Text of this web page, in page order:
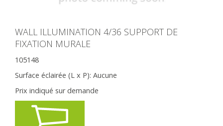
WALL ILLUMINATION 4/36 SUPPORT DE
FIXATION MURALE
105148
Surface éclairée (L x P): Aucune
Prix indiqué sur demande